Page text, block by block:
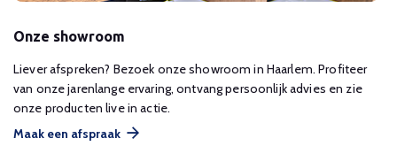
Onze showroom
Liever afspreken? Bezoek onze showroom in Haarlem. Profiteer
van onze jarenlange ervaring, ontvang persoonlijk advies en zie
onze producten live in actie.
Maak een afspraak